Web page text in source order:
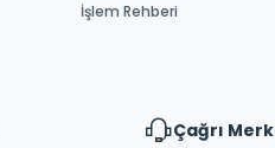
İşlem Rehberi
Çağrı